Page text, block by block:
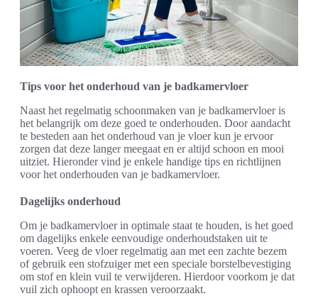
Tips voor het onderhoud van je badkamervloer
Naast het regelmatig schoonmaken van je badkamervloer is
het belangrijk om deze goed te onderhouden. Door aandacht
te besteden aan het onderhoud van je vloer kun je ervoor
zorgen dat deze langer meegaat en er altijd schoon en mooi
uitziet. Hieronder vind je enkele handige tips en richtlijnen
voor het onderhouden van je badkamervloer.
Dagelijks onderhoud
Om je badkamervloer in optimale staat te houden, is het goed
om dagelijks enkele eenvoudige onderhoudstaken uit te
voeren. Veeg de vloer regelmatig aan met een zachte bezem
of gebruik een stofzuiger met een speciale borstelbevestiging
om stof en klein vuil te verwijderen. Hierdoor voorkom je dat
vuil zich ophoopt en krassen veroorzaakt.